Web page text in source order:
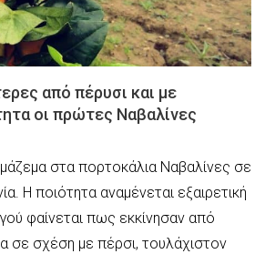
από πέρυσι και με
οι πρώτες Ναβαλίνες
μάζεμα στα πορτοκάλια Ναβαλίνες σε
Η ποιότητα αναμένεται εξαιρετική
φαίνεται πως εκκίνησαν από
σε σχέση με πέρσι, τουλάχιστον